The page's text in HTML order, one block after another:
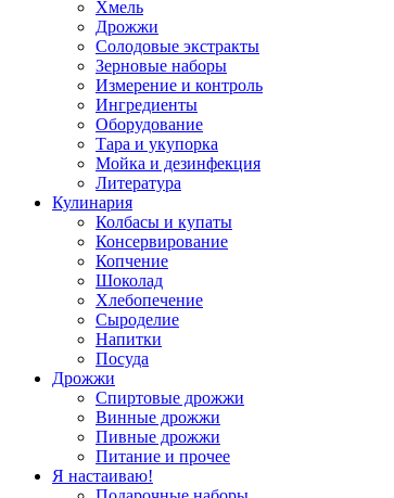
Хмель
Дрожжи
Солодовые экстракты
Зерновые наборы
Измерение и контроль
Ингредиенты
Оборудование
Тара и укупорка
Мойка и дезинфекция
Литература
Кулинария
Колбасы и купаты
Консервирование
Копчение
Шоколад
Хлебопечение
Сыроделие
Напитки
Посуда
Дрожжи
Спиртовые дрожжи
Винные дрожжи
Пивные дрожжи
Питание и прочее
Я настаиваю!